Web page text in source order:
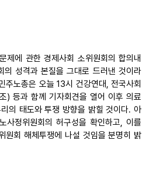
제에 관한 경제사회 소위원회의 합의내
의 성격과 본질을 그대로 드러낸 것이라
주노총은 오늘 13시 건강연대, 전국사회
) 등과 함께 기자회견을 열어 이후 의료
의 태도와 투쟁 방향을 밝힐 것이다. 아
사정위원회의 허구성을 확인하고, 이를
원회 해체투쟁에 나설 것임을 분명히 밝